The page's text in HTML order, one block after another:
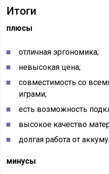
Итоги
плюсы
отличная эргономика;
невысокая цена;
совместимость со
играми;
есть возможность
высокое качество
долгая работа от
минусы